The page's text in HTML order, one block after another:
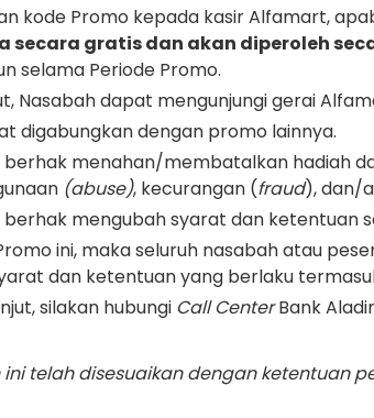
kode Promo kepada kasir Alfamart,
secara gratis dan akan diperoleh
selama Periode Promo.
Nasabah dapat mengunjungi gerai
digabungkan dengan promo lainnya.
berhak menahan/membatalkan
(abuse), kecurangan (fraud), dan/
berhak mengubah syarat dan
ini, maka seluruh nasabah atau
dan ketentuan yang berlaku
silakan hubungi Call CenterBank
telah disesuaikan dengan ketentuan